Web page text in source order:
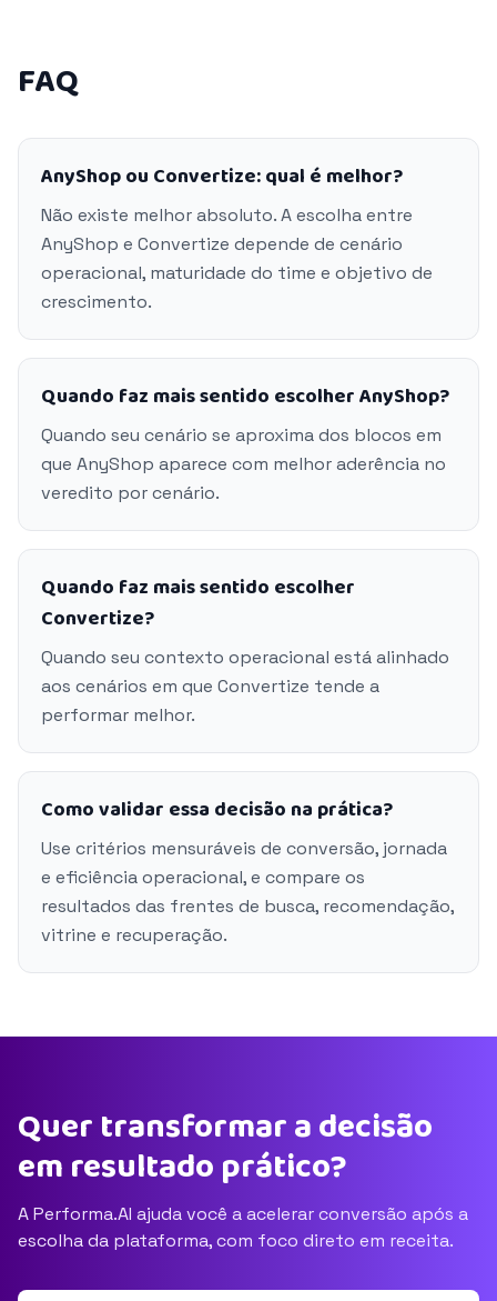
FAQ
AnyShop ou Convertize: qual é melhor?
Não existe melhor absoluto. A escolha entre
AnyShop e Convertize depende de cenário
operacional, maturidade do time e objetivo de
crescimento.
Quando faz mais sentido escolher AnyShop?
Quando seu cenário se aproxima dos blocos em
que AnyShop aparece com melhor aderência no
veredito por cenário.
Quando faz mais sentido escolher
Convertize?
Quando seu contexto operacional está alinhado
aos cenários em que Convertize tende a
performar melhor.
Como validar essa decisão na prática?
Use critérios mensuráveis de conversão, jornada
e eficiência operacional, e compare os
resultados das frentes de busca, recomendação,
vitrine e recuperação.
Quer transformar a decisão
em resultado prático?
A Performa.AI ajuda você a acelerar conversão após a
escolha da plataforma, com foco direto em receita.